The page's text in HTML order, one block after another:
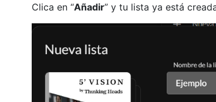
Clica en “Añadir” y tu lista ya está